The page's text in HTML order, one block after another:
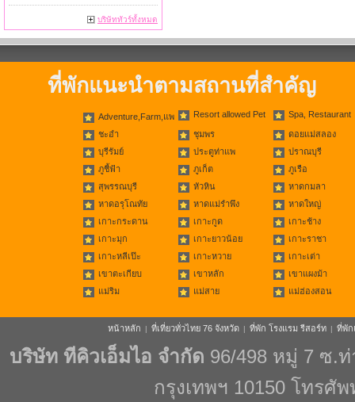
บริษัททัวร์ทั้งหมด
ที่พักแนะนำตามสถานที่สำคัญ
Adventure,Farm,แพ Resort allowed Pet Spa, Restaurant
ชะอำ ชุมพร
ดอยแม่สลอง
บุรีรัมย์
ประตูท่าแพ
ปราณบุรี
ภูชี้ฟ้า
ภูเก็ต
ภูเรือ
สุพรรณบุรี
หัวหิน
หาดกมลา
หาดอรุโณทัย
หาดแม่รำพึง
หาดใหญ่
เกาะกระดาน
เกาะกูด
เกาะช้าง
เกาะมุก
เกาะยาวน้อย
เกาะราชา
เกาะหลีเป๊ะ
เกาะหวาย
เกาะเต่า
เขาตะเกียบ
เขาหลัก
เขาแผงม้า
แม่ริม
แม่สาย แม่ฮ่องสอน
หน้าหลัก | ที่เที่ยวทั่วไทย 76 จังหวัด | ที่พัก โรงแรม รีสอร์ท | ที่พัก
บริษัท ทีคิวเอ็มไอ จำกัด 96/498 หมู่ 7 ซ.
กรุงเทพฯ 10150 โทรศั